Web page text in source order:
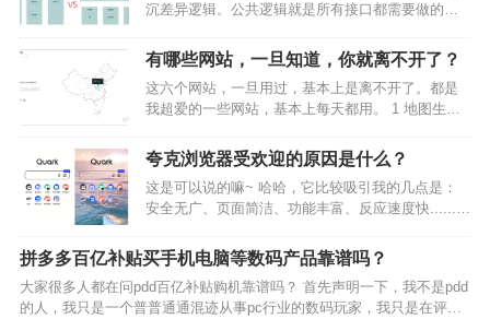
沉差异逻辑。公共逻辑就是所有接口都需要做的
要关心业务逻辑即可。下面是一个对比图： 当然除
了一些公共逻辑外， 路由也是网关的核心功能，它
可以进行流量…
有哪些网站，一旦知道，你就离不开了？
这六个网站，一旦用过，基本上是离不开了。都是
我超爱的一些网站，基本上每天都用。 1 地图生成
下载到各省，各市，各县的svg格式的地图素材。
这些素材导入PPT中都是可以编辑的。 可以单独更
改颜色…
夸克浏览器受欢迎的原因是什么？
这是可以说的嘛~ 哈哈，它比较吸引我的几点是：
安全无广、页面简洁、功能丰富、反应速度快......
整，没有花里胡哨的各种资讯推送，热搜日报整理
归纳好，想看再点开查看，看着舒适度直接拉满！
实…
拼多多百亿补贴买手机电脑等数码产品靠谱吗？
大家很多人都在问pdd百亿补贴购机靠谱吗？ 首先声明一下，我不是pdd
的人，我只是一个普普通通混迹从事pc行业的数码玩家，我只是在评论